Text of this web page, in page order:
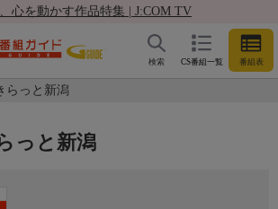
心を動かす作品特集 | J:COM TV
CS番組一覧 番組表
検索
らっと新潟
っと新潟